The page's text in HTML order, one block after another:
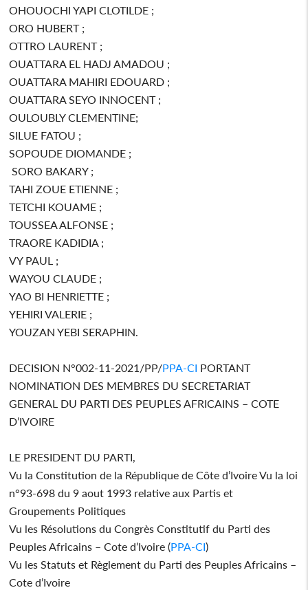
OHOUOCHI YAPI CLOTILDE ;
ORO HUBERT ;
OTTRO LAURENT ;
OUATTARA EL HADJ AMADOU ;
OUATTARA MAHIRI EDOUARD ;
OUATTARA SEYO INNOCENT ;
OULOUBLY CLEMENTINE;
SILUE FATOU ;
SOPOUDE DIOMANDE ;
SORO BAKARY ;
TAHI ZOUE ETIENNE ;
TETCHI KOUAME ;
TOUSSEA ALFONSE ;
TRAORE KADIDIA ;
VY PAUL ;
WAYOU CLAUDE ;
YAO BI HENRIETTE ;
YEHIRI VALERIE ;
YOUZAN YEBI SERAPHIN.
DECISION N°002-11-2021/PP/PPA-CI PORTANT
NOMINATION DES MEMBRES DU SECRETARIAT
GENERAL DU PARTI DES PEUPLES AFRICAINS – COTE
D’IVOIRE
LE PRESIDENT DU PARTI,
Vu la Constitution de la République de Côte d’Ivoire Vu la loi
n°93-698 du 9 aout 1993 relative aux Partis et
Groupements Politiques
Vu les Résolutions du Congrès Constitutif du Parti des
Peuples Africains – Cote d’Ivoire (PPA-CI)
Vu les Statuts et Règlement du Parti des Peuples Africains –
Cote d’Ivoire